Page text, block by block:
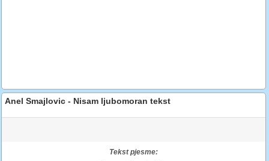
Anel Smajlovic - Nisam ljubomoran tekst
Tekst pjesme: